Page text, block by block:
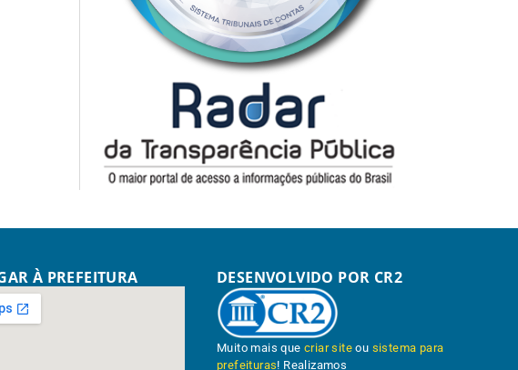
À PREFEITURA DESENVOLVIDO POR CR2
Muito mais quecriar site ou sistema para
prefeituras! Realizamos